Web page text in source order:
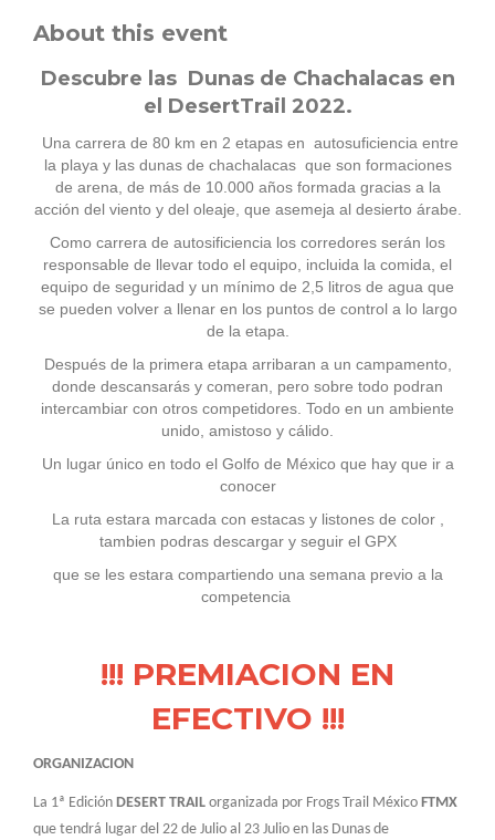
About this event
Descubre las Dunas de Chachalacas en
el DesertTrail 2022.
Una carrera de 80 km en 2 etapas en autosuficiencia entre
la playa y las dunas de chachalacas que son formaciones
de arena, de más de 10.000 años formada gracias a la
acción del viento y del oleaje, que asemeja al desierto árabe.
Como carrera de autosificiencia los corredores serán los
responsable de llevar todo el equipo, incluida la comida, el
equipo de seguridad y un mínimo de 2,5 litros de agua que
se pueden volver a llenar en los puntos de control a lo largo
de la etapa.
Después de la primera etapa arribaran a un campamento,
donde descansarás y comeran, pero sobre todo podran
intercambiar con otros competidores. Todo en un ambiente
unido, amistoso y cálido.
Un lugar único en todo el Golfo de México que hay que ir a
conocer
La ruta estara marcada con estacas y listones de color ,
tambien podras descargar y seguir el GPX
que se les estara compartiendo una semana previo a la
competencia
!!! PREMIACION EN
EFECTIVO !!!
ORGANIZACION
La 1ª Edición DESERT TRAIL organizada por Frogs Trail México FTMX
que tendrá lugar del 22 de Julio al 23 Julio en las Dunas de